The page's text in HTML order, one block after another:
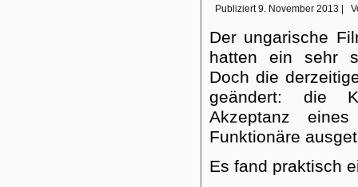
Publiziert 9. November 2013
Der ungarische
hatten ein sehr
Doch die
geändert: die
Akzeptanz
Funktionäre
Es fand praktisch